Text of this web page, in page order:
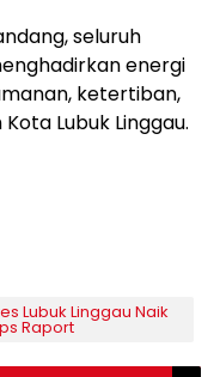
seluruh
energi
ketertiban,
Lubuk Linggau.
Lubuk Linggau Naik
Raport